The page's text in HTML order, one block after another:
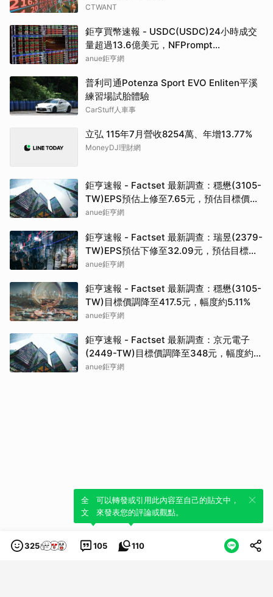
CTWANT
鉅亨買幣速報 - USDC(USDC)24小時成交
量超過13.6億美元，NFPrompt
Token(NFP)24小時漲幅達66.2%
anue鉅亨網
普利司通Potenza Sport EVO Enliten平溪
練習場試胎體驗
CarStuff人車事
立弘 115年7月營收8254萬、年增13.77%
MoneyDJ理財網
鉅亨速報 - Factset 最新調查：穩懋(3105-
TW)EPS預估上修至7.65元，預估目標價為
417.5元
anue鉅亨網
鉅亨速報 - Factset 最新調查：瑞昱(2379-
TW)EPS預估下修至32.09元，預估目標價
為717元
anue鉅亨網
鉅亨速報 - Factset 最新調查：穩懋(3105-
TW)目標價調降至417.5元，幅度約5.11%
anue鉅亨網
鉅亨速報 - Factset 最新調查：京元電子
(2449-TW)目標價調降至348元，幅度約
3.84%
anue鉅亨網
325 105
全新體驗！一鍵引用此內容，透過發布貼
文來輕鬆表達個人立場。
110
可以轉發或引用此內容至自己的貼文中，
來發表您的評論或觀點。